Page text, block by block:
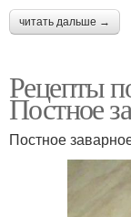
читать дальше →
Рецепты
Постное
Постное